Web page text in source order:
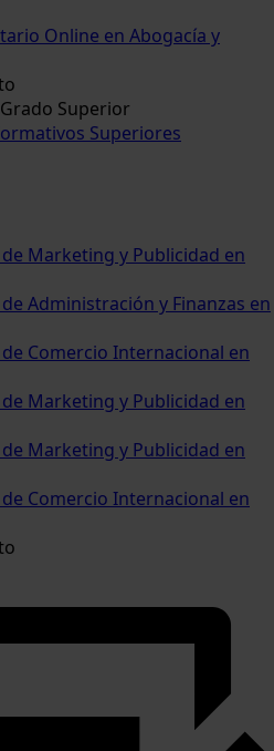
Online en Abogacía y
Superior
Superiores
Marketing y Publicidad en
Administración y Finanzas en
Comercio Internacional en
Marketing y Publicidad en
Marketing y Publicidad en
Comercio Internacional en